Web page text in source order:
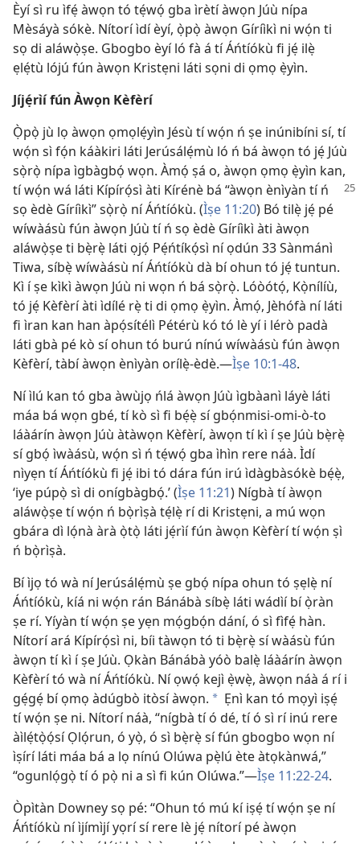
Èyí sì ru ìfẹ́ àwọn tó tẹ́wọ́ gba ìrètí àwọn Júù nípa
Mèsáyà sókè. Nítorí ìdí èyí, ọ̀pọ̀ àwọn Gíríìkì ni wọ́n ti
sọ di aláwọ̀ṣe. Gbogbo èyí ló fà á tí Áńtíókù fi jẹ́ ilẹ̀
ẹlẹ́tù lójú fún àwọn Kristẹni láti sọni di ọmọ ẹ̀yìn.
Jíjẹ́rìí fún Àwọn Kèfèrí
Ọ̀pọ̀ jù lọ àwọn ọmọlẹ́yìn Jésù tí wọ́n ń ṣe inúnibíni sí, tí
wọ́n sì fọ́n káàkiri láti Jerúsálẹ́mù ló ń bá àwọn tó jẹ́ Júù
sọ̀rọ̀ nípa ìgbàgbọ́ wọn. Àmọ́ ṣá o, àwọn ọmọ ẹ̀yìn kan,
tí wọ́n wá láti Kípírọ́sì àti Kírénè bá “àwọn ènìyàn tí ń
sọ èdè Gíríìkì” sọ̀rọ̀ ní Áńtíókù. (Ìṣe 11:20) Bó tilẹ̀ jẹ́ pé
wíwàásù fún àwọn Júù tí ń sọ èdè Gíríìkì àti àwọn
aláwọ̀ṣe ti bẹ̀rẹ̀ láti ọjọ́ Pẹ́ńtíkọ́sì ní ọdún 33 Sànmánì
Tiwa, síbẹ̀ wíwàásù ní Áńtíókù dà bí ohun tó jẹ́ tuntun.
Kì í ṣe kìkì àwọn Júù ni wọn ń bá sọ̀rọ̀. Lóòótọ́, Kọ̀nílíù,
tó jẹ́ Kèfèrí àti ìdílé rẹ̀ ti di ọmọ ẹ̀yìn. Àmọ́, Jèhófà ní láti
fi ìran kan han àpọ́sítélì Pétérù kó tó lè yí i lérò padà
láti gbà pé kò sí ohun tó burú nínú wíwàásù fún àwọn
Kèfèrí, tàbí àwọn ènìyàn orílẹ̀-èdè.—Ìṣe 10:1-48.
Ní ìlú kan tó gba àwùjọ ńlá àwọn Júù ìgbàanì láyè láti
máa bá wọn gbé, tí kò sì fi bẹ́ẹ̀ sí gbọ́nmisi-omi-ò-to
láàárín àwọn Júù àtàwọn Kèfèrí, àwọn tí kì í ṣe Júù bẹ̀rẹ̀
sí gbọ́ ìwàásù, wọ́n sì ń tẹ́wọ́ gba ìhìn rere náà. Ìdí
nìyẹn tí Áńtíókù fi jẹ́ ibi tó dára fún irú ìdàgbàsókè bẹ́ẹ̀,
‘iye púpọ̀ sì di onígbàgbọ́.’ (Ìṣe 11:21) Nígbà tí àwọn
aláwọ̀ṣe tí wọ́n ń bọ̀rìṣà tẹ́lẹ̀ rí di Kristẹni, a mú wọn
gbára dì lọ́nà àrà ọ̀tọ̀ láti jẹ́rìí fún àwọn Kèfèrí tí wọ́n ṣì
ń bọ̀rìṣà.
Bí ìjọ tó wà ní Jerúsálẹ́mù ṣe gbọ́ nípa ohun tó ṣẹlẹ̀ ní
Áńtíókù, kíá ni wọ́n rán Bánábà síbẹ̀ láti wádìí bí ọ̀ràn
ṣe rí. Yíyàn tí wọ́n ṣe yẹn mọ́gbọ́n dání, ó sì fìfẹ́ hàn.
Nítorí ará Kípírọ́sì ni, bíi tàwọn tó ti bẹ̀rẹ̀ sí wàásù fún
àwọn tí kì í ṣe Júù. Ọkàn Bánábà yóò balẹ̀ láàárín àwọn
Kèfèrí tó wà ní Áńtíókù. Ní ọwọ́ kejì ẹ̀wẹ̀, àwọn náà á rí i
gẹ́gẹ́ bí ọmọ àdúgbò itòsí àwọn. a Ẹnì kan tó mọyì iṣẹ́
tí wọ́n ṣe ni. Nítorí náà, “nígbà tí ó dé, tí ó sì rí inú rere
àìlẹ́tọ̀ọ́sí Ọlọ́run, ó yọ̀, ó sì bẹ̀rẹ̀ sí fún gbogbo wọn ní
ìṣírí láti máa bá a lọ nínú Olúwa pẹ̀lú ète àtọkànwá,”
“ogunlọ́gọ̀ tí ó pọ̀ ni a sì fi kún Olúwa.”—Ìṣe 11:22-24.
Òpìtàn Downey sọ pé: “Ohun tó mú kí iṣẹ́ tí wọ́n ṣe ní
Áńtíókù ní ìjímìjí yọrí sí rere lè jẹ́ nítorí pé àwọn